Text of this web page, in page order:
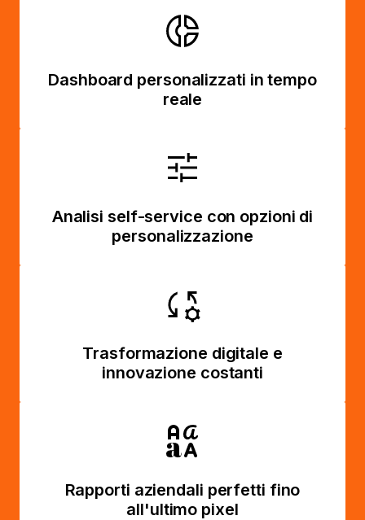
Dashboard personalizzati in tempo
reale
Analisi self-service con opzioni di
personalizzazione
Trasformazione digitale e
innovazione costanti
Rapporti aziendali perfetti fino
all'ultimo pixel